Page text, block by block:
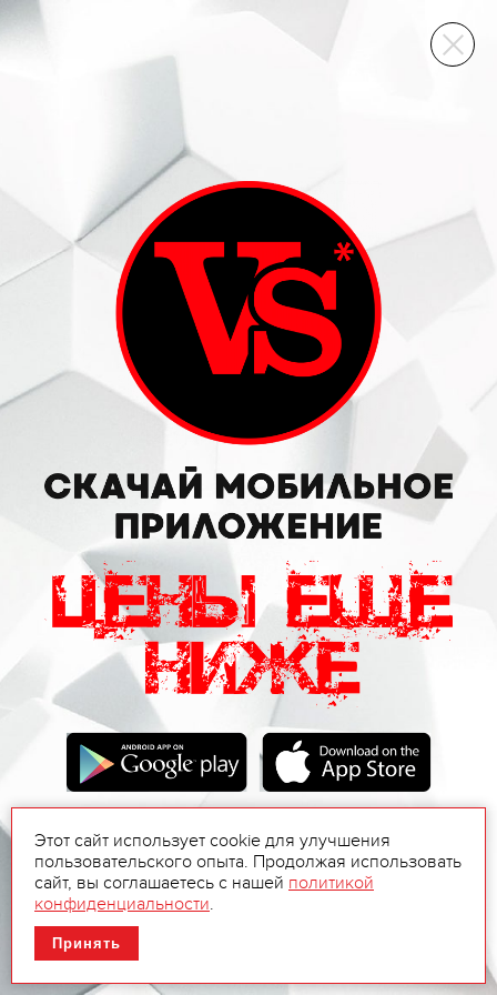
ВИННЫЙ СКЛАД
Этот сайт использует cookie для улучшения
пользовательского опыта. Продолжая использовать
сайт, вы соглашаетесь с нашей политикой
конфиденциальности.
Принять